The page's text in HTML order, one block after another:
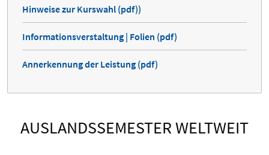
Hinweise zur Kurswahl (pdf))
Informationsverstaltung | Folien (pdf)
Annerkennung der Leistung (pdf)
AUSLANDSSEMESTER WELTWEIT